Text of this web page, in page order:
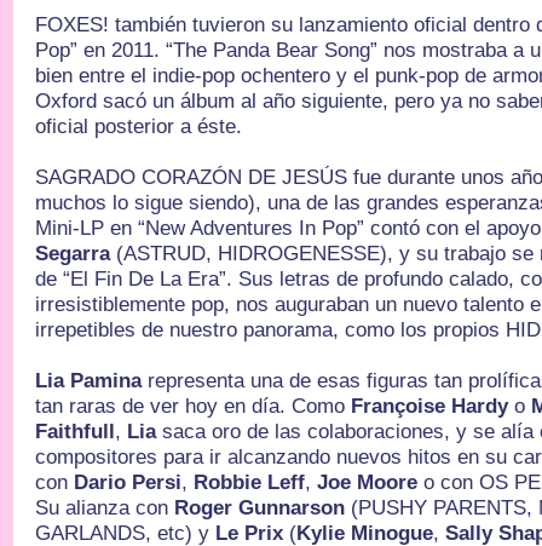
FOXES! también tuvieron su lanzamiento oficial dentro
Pop” en 2011. “The Panda Bear Song” nos mostraba a
bien entre el indie-pop ochentero y el punk-pop de
Oxford sacó un álbum al año siguiente, pero ya no
oficial posterior a éste.
SAGRADO CORAZÓN DE JESÚS fue durante unos
muchos lo sigue siendo), una de las grandes
Mini-LP en “New Adventures In Pop” contó con el
Segarra(ASTRUD, HIDROGENESSE), y su trabajo se
de “El Fin De La Era”. Sus letras de profundo calado,
irresistiblemente pop, nos auguraban un nuevo talento
irrepetibles de nuestro panorama, como los propios
Lia Paminarepresenta una de esas figuras tan
tan raras de ver hoy en día. Como Françoise Hardyo
Faithfull, Liasaca oro de las colaboraciones, y se alía
compositores para ir alcanzando nuevos hitos en su
con Dario Persi, Robbie Leff,Joe Moore o con OS
Su alianza con Roger Gunnarson (PUSHY PARENTS,
GARLANDS, etc) y Le Prix (Kylie Minogue,Sally